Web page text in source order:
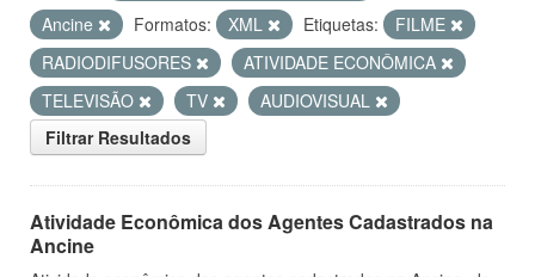
Ancine
Formatos: XML Etiquetas:
FILME
RADIODIFUSORES
ATIVIDADE ECONÔMICA
TELEVISÃO
TV
AUDIOVISUAL
Filtrar Resultados
Atividade Econômica dos Agentes Cadastrados na
Ancine